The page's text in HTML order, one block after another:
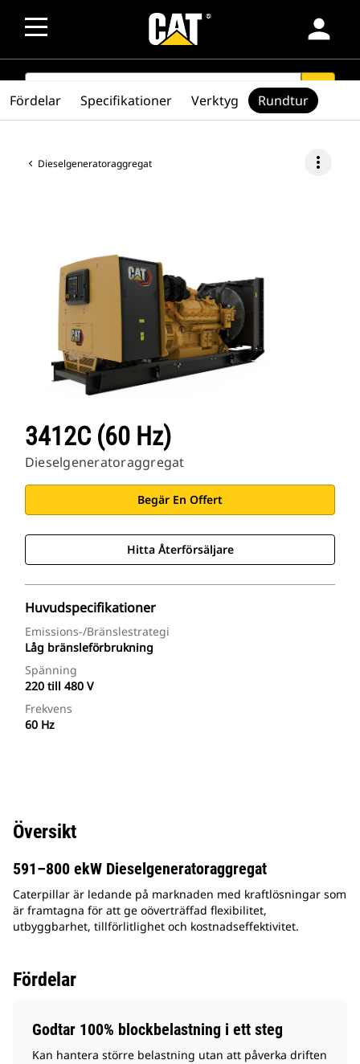
person
SEARCH search
Dieselgeneratoraggregat more_vert
3412C (60 Hz)
Dieselgeneratoraggregat
Begär En Offert
Hitta Återförsäljare
Huvudspecifikationer
Emissions-/bränslestrategi
Låg bränsleförbrukning
Spänning
220 till 480 V
Frekvens
60 Hz
Fördelar Specifikationer Verktyg Rundtur
Översikt
591–800 ekW Dieselgeneratoraggregat
Caterpillar är ledande på marknaden med kraftlösningar som
är framtagna för att ge oöverträffad flexibilitet,
utbyggbarhet, tillförlitlighet och kostnadseffektivitet.
Fördelar
Godtar 100% blockbelastning i ett steg
Kan hantera större belastning utan att påverka driften